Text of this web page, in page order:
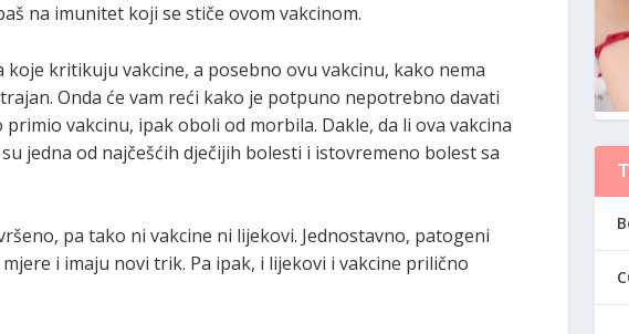
na imunitet koji se stiče ovom vakcinom.
kritikuju vakcine, a posebno ovu vakcinu, kako nema
Onda će vam reći kako je potpuno nepotrebno davati
vakcinu, ipak oboli od morbila. Dakle, da li ova vakcina
jedna od najčešćih dječijih bolesti i istovremeno bolest sa
pa tako ni vakcine ni lijekovi. Jednostavno, patogeni
i imaju novi trik. Pa ipak, i lijekovi i vakcine prilično